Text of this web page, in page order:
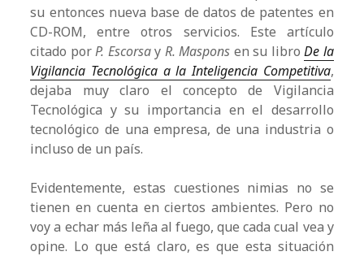
su entonces nueva base de datos de patentes en
CD-ROM, entre otros servicios. Este artículo
citado porP. Escorsay R. Maspons en su libroDe la
Vigilancia Tecnológica a la Inteligencia Competitiva,
dejaba muy claro el concepto de Vigilancia
Tecnológica y su importancia en el desarrollo
tecnológico de una empresa, de una industria o
incluso de un país.
Evidentemente, estas cuestiones nimias no se
tienen en cuenta en ciertos ambientes. Pero no
voy a echar más leña al fuego, que cada cual vea y
opine. Lo que está claro, es que esta situación